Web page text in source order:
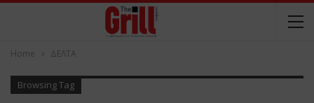
Home ΔΕΛΤΑ
Browsing Tag